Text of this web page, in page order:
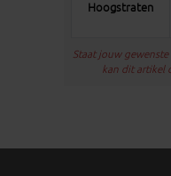
Hoogstraten
Staat jouw
kan dit artikel